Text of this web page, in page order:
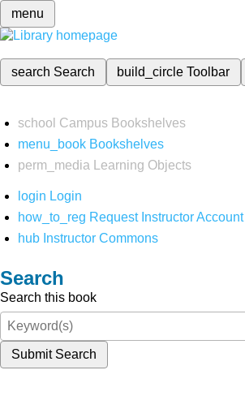
menu
search Search build_circleToolbar
school Campus Bookshelves
menu_book Bookshelves
perm_media
Learning Objects
login Login
how_to_reg Request Instructor Account
hub Instructor Commons
Search
Search this book
Submit Search